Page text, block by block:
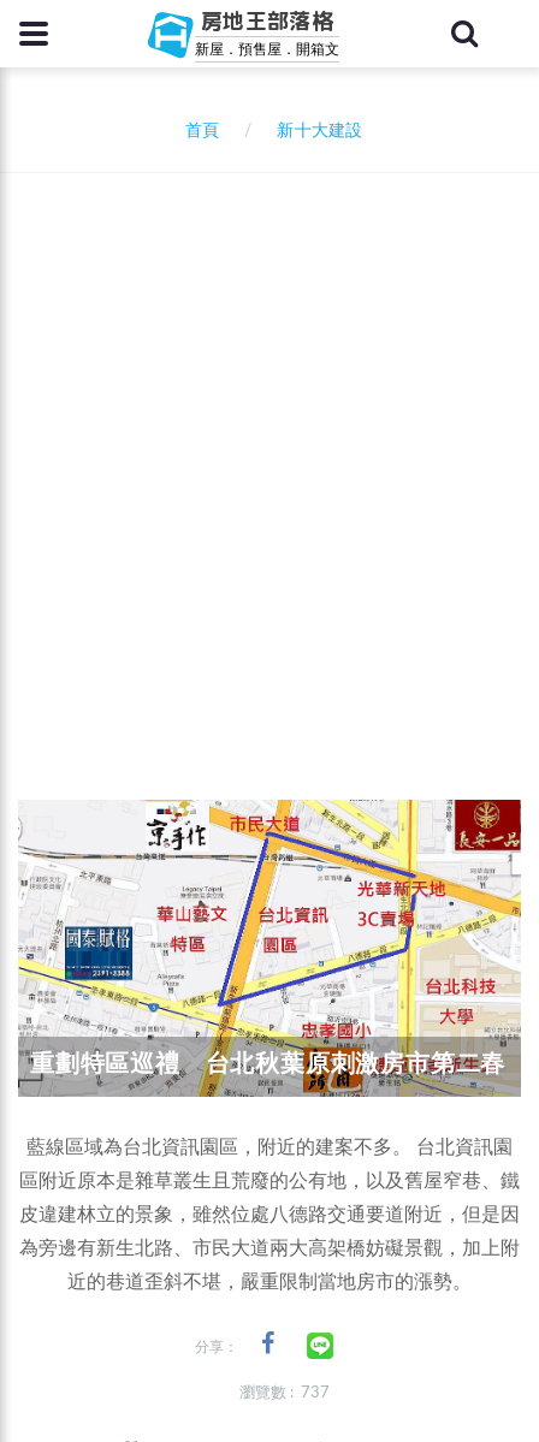
房地王部落格
新屋．預售屋．開箱文
首頁 新十大建設
重劃特區巡禮 台北秋葉原刺激房市第二春
藍線區域為台北資訊園區，附近的建案不多。 台北資訊園
區附近原本是雜草叢生且荒廢的公有地，以及舊屋窄巷、鐵
皮違建林立的景象，雖然位處八德路交通要道附近，但是因
為旁邊有新生北路、市民大道兩大高架橋妨礙景觀，加上附
近的巷道歪斜不堪，嚴重限制當地房市的漲勢。
分享：
瀏覽數 : 737